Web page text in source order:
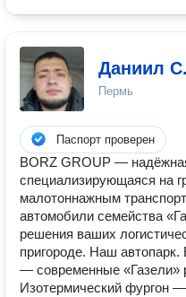
Даниил С.
Пермь
Паспорт проверен
BORZ GROUP —
специализирующаяся на
малотоннажным
автомобили семейства
решения ваших
пригороде. Наш
— современные «Газели»
Изотермический фургон